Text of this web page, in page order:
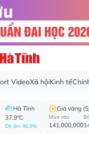
VideoXã hộiKinh tế
Hà Tĩnh
37.9°C
Độ ẩm 46.9%
Giá vàng
Mua vào
141,000,000